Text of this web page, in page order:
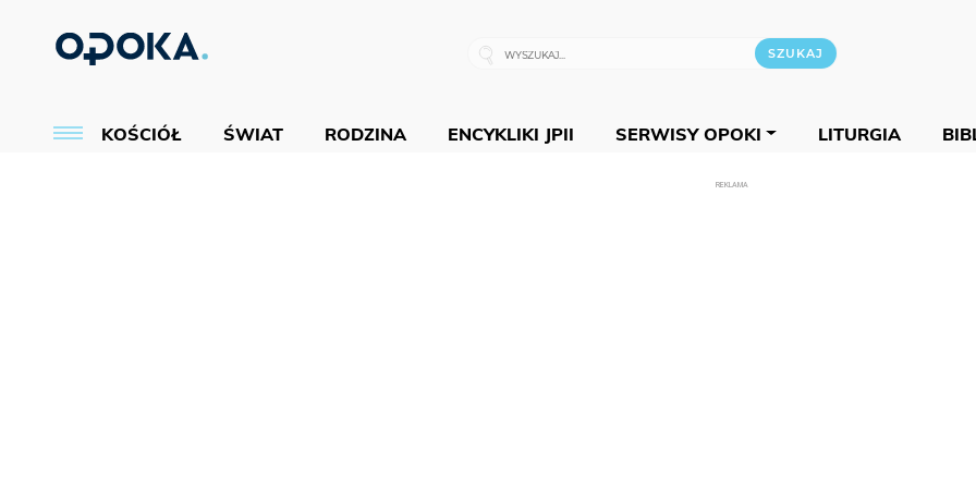
KOŚCIÓŁ ŚWIAT RODZINA ENCYKLIKI JPII SERWISY OPOKI LITURGIA
REKLAMA